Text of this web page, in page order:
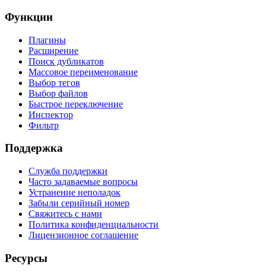
Функции
Плагины
Расширение
Поиск дубликатов
Массовое переименование
Выбор тегов
Выбор файлов
Быстрое переключение
Инспектор
Фильтр
Поддержка
Служба поддержки
Часто задаваемые вопросы
Устранение неполадок
Забыли серийный номер
Свяжитесь с нами
Политика конфиденциальности
Лицензионное соглашение
Ресурсы